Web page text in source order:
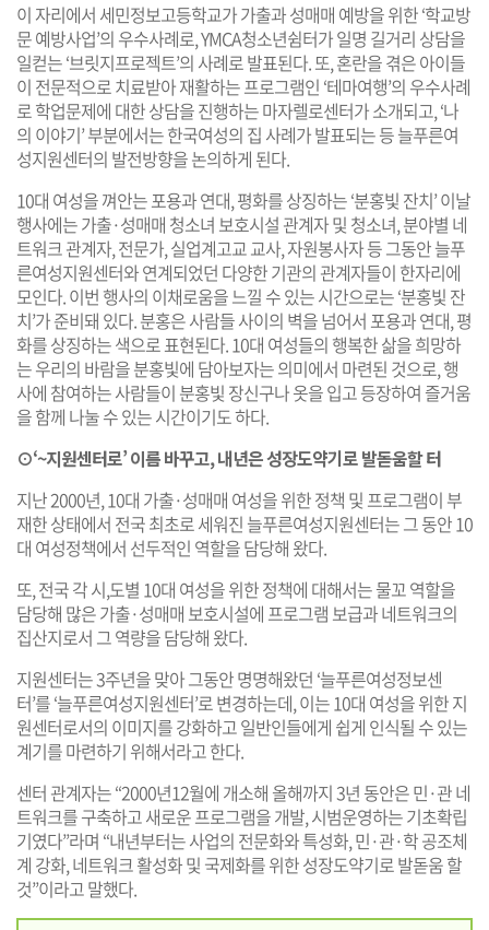
이 자리에서 세민정보고등학교가 가출과 성매매 예방을 위한 ‘학교방
문 예방사업’의 우수사례로, YMCA청소년쉼터가 일명 길거리 상담을
일컫는 ‘브릿지프로젝트’의 사례로 발표된다. 또, 혼란을 겪은 아이들
이 전문적으로 치료받아 재활하는 프로그램인 ‘테마여행’의 우수사례
로 학업문제에 대한 상담을 진행하는 마자렐로센터가 소개되고, ‘나
의 이야기’ 부분에서는 한국여성의 집 사례가 발표되는 등 늘푸른여
성지원센터의 발전방향을 논의하게 된다.
10대 여성을 껴안는 포용과 연대, 평화를 상징하는 ‘분홍빛 잔치’ 이날
행사에는 가출·성매매 청소녀 보호시설 관계자 및 청소녀, 분야별 네
트워크 관계자, 전문가, 실업계고교 교사, 자원봉사자 등 그동안 늘푸
른여성지원센터와 연계되었던 다양한 기관의 관계자들이 한자리에
모인다. 이번 행사의 이채로움을 느낄 수 있는 시간으로는 ‘분홍빛 잔
치’가 준비돼 있다. 분홍은 사람들 사이의 벽을 넘어서 포용과 연대, 평
화를 상징하는 색으로 표현된다. 10대 여성들의 행복한 삶을 희망하
는 우리의 바람을 분홍빛에 담아보자는 의미에서 마련된 것으로, 행
사에 참여하는 사람들이 분홍빛 장신구나 옷을 입고 등장하여 즐거움
을 함께 나눌 수 있는 시간이기도 하다.
⊙‘~지원센터로’ 이름 바꾸고, 내년은 성장도약기로 발돋움할 터
지난 2000년, 10대 가출·성매매 여성을 위한 정책 및 프로그램이 부
재한 상태에서 전국 최초로 세워진 늘푸른여성지원센터는 그 동안 10
대 여성정책에서 선두적인 역할을 담당해 왔다.
또, 전국 각 시,도별 10대 여성을 위한 정책에 대해서는 물꼬 역할을
담당해 많은 가출·성매매 보호시설에 프로그램 보급과 네트워크의
집산지로서 그 역량을 담당해 왔다.
지원센터는 3주년을 맞아 그동안 명명해왔던 ‘늘푸른여성정보센
터’를 ‘늘푸른여성지원센터’로 변경하는데, 이는 10대 여성을 위한 지
원센터로서의 이미지를 강화하고 일반인들에게 쉽게 인식될 수 있는
계기를 마련하기 위해서라고 한다.
센터 관계자는 “2000년12월에 개소해 올해까지 3년 동안은 민·관 네
트워크를 구축하고 새로운 프로그램을 개발, 시범운영하는 기초확립
기였다”라며 “내년부터는 사업의 전문화와 특성화, 민·관·학 공조체
계 강화, 네트워크 활성화 및 국제화를 위한 성장도약기로 발돋움 할
것”이라고 말했다.